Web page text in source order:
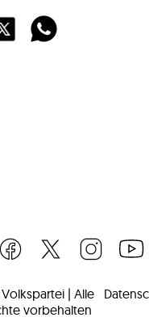
Volkspartei | Alle
vorbehalten